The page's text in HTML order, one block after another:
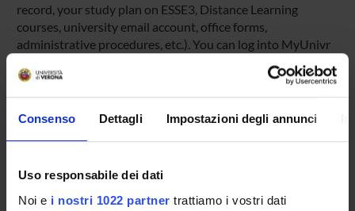
Consenso Dettagli Impostazioni degli annunci
Uso responsabile dei dati
Noi e i nostri 1022 partner trattiamo i vostri dati
record, your study plan on ESSE3, Distance Learning
courses, university email account, office forms,
administrative procedures, etc.). You can log into MyUnivr
with your GIA login details: only in this way will you be able
to receive notification of all the notices from your teachers
and your secretariat via email and also via the Univr app.
MYUNIVR